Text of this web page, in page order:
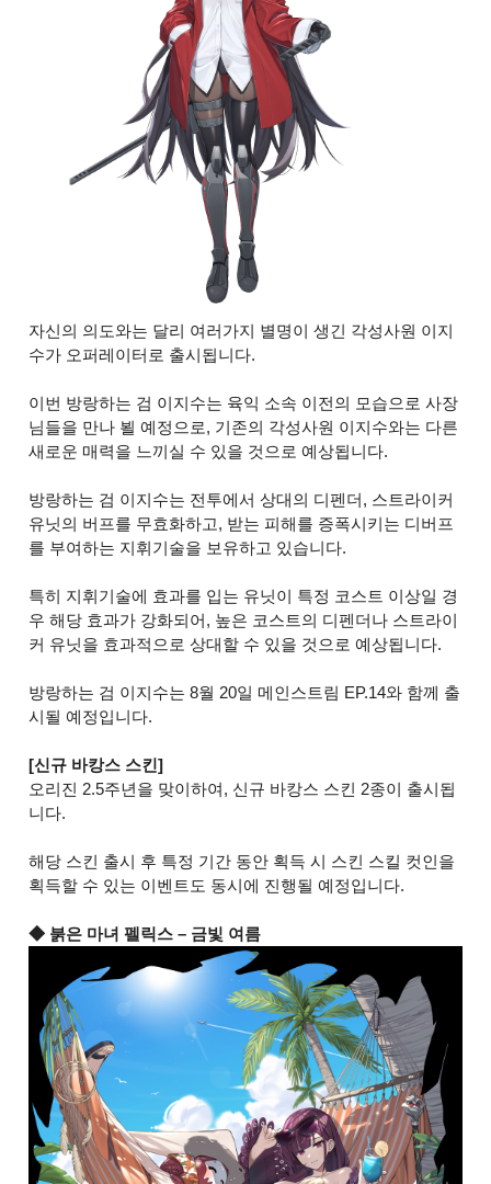
자신의 의도와는 달리 여러가지 별명이 생긴 각성사원 이지
수가 오퍼레이터로 출시됩니다.
이번 방랑하는 검 이지수는 육익 소속 이전의 모습으로 사장
님들을 만나 뵐 예정으로, 기존의 각성사원 이지수와는 다른
새로운 매력을 느끼실 수 있을 것으로 예상됩니다.
방랑하는 검 이지수는 전투에서 상대의 디펜더, 스트라이커
유닛의 버프를 무효화하고, 받는 피해를 증폭시키는 디버프
를 부여하는 지휘기술을 보유하고 있습니다.
특히 지휘기술에 효과를 입는 유닛이 특정 코스트 이상일 경
우 해당 효과가 강화되어, 높은 코스트의 디펜더나 스트라이
커 유닛을 효과적으로 상대할 수 있을 것으로 예상됩니다.
방랑하는 검 이지수는 8월 20일 메인스트림 EP.14와 함께 출
시될 예정입니다.
[신규 바캉스 스킨]
오리진 2.5주년을 맞이하여, 신규 바캉스 스킨 2종이 출시됩
니다.
해당 스킨 출시 후 특정 기간 동안 획득 시 스킨 스킬 컷인을
획득할 수 있는 이벤트도 동시에 진행될 예정입니다.
◆ 붉은 마녀 펠릭스 – 금빛 여름